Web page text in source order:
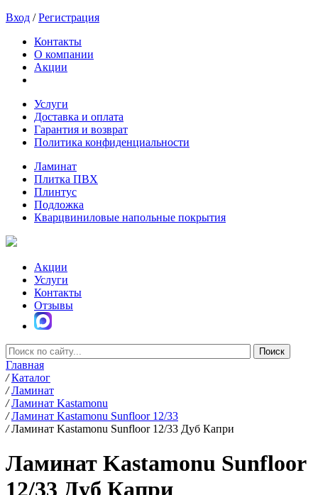
Вход /Регистрация
Контакты
О компании
Акции
Услуги
Доставка и оплата
Гарантия и возврат
Политика конфиденциальности
Ламинат
Плитка ПВХ
Плинтус
Подложка
Кварцвиниловые напольные покрытия
Акции
Услуги
Контакты
Отзывы
Главная
/ Каталог
/ Ламинат
/ Ламинат Kastamonu
/ Ламинат Kastamonu Sunfloor 12/33
/ Ламинат Kastamonu Sunfloor 12/33 Дуб Капри
Ламинат Kastamonu Sunfloor
12/33 Дуб Капри